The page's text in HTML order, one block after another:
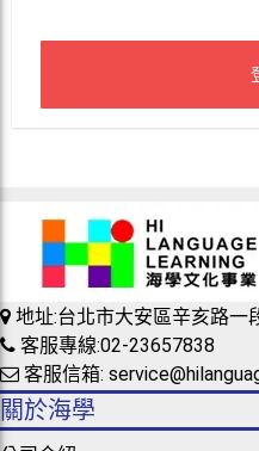
地址:台北市大安區辛亥路一
客服專線:02-23657838
客服信箱:
關於海學